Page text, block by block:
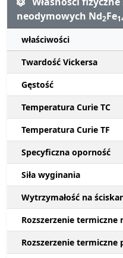
neodymowych Nd2Fe
właściwości
Twardość Vickersa
Gęstość
Temperatura Curie TC
Temperatura Curie TF
Specyficzna oporność
Siła wyginania
Wytrzymałość na
Rozszerzenie termiczne
Rozszerzenie termiczne